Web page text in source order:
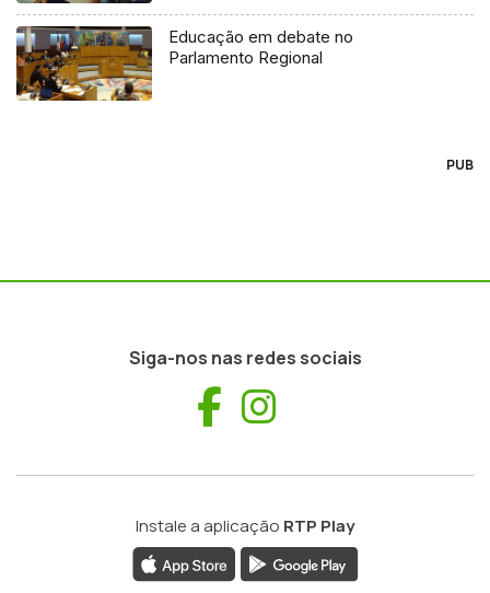
Educação em debate no
Parlamento Regional
PUB
Siga-nos nas redes sociais
Facebook
Instale a aplicação RTP Play